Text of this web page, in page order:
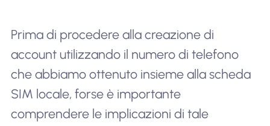
Prima di procedere alla creazione di
account utilizzando il numero di telefono
che abbiamo ottenuto insieme alla scheda
SIM locale, forse è importante
comprendere le implicazioni di tale